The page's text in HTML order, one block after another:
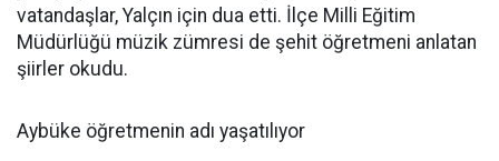
vatandaşlar, Yalçın için dua etti. İlçe Milli Eğitim
Müdürlüğü müzik zümresi de şehit öğretmeni anlatan
şiirler okudu.
Aybüke öğretmenin adı yaşatılıyor